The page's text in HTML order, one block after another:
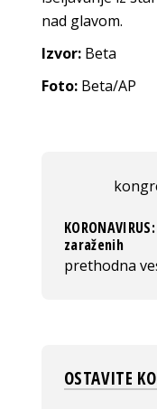
nad glavom.
Izvor: Beta
Foto: Beta/AP
zaraženih
prethodna
OSTAVITE